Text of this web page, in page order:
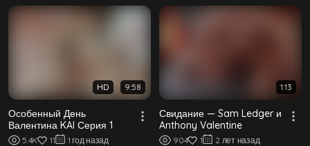
HD 9:58
Особенный День
Валентина KAI Серия 1
5.4K 11 1 год назад
1:13
Свидание — Sam Ledger и
Anthony Valentine
904 1 2 лет назад